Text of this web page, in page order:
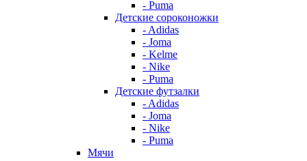
- Puma
Детские сороконожки
- Adidas
- Joma
- Kelme
- Nike
- Puma
Детские футзалки
- Adidas
- Joma
- Nike
- Puma
Мячи